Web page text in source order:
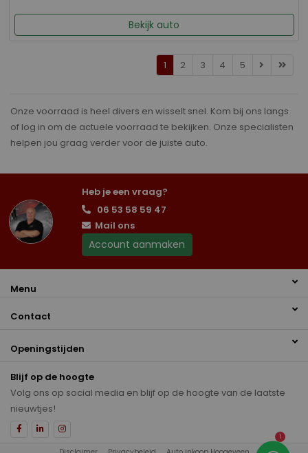
Bekijk auto
1 2 3 4 5
Onze voorraad is heel divers en wisselt snel. Kom bij ons langs
of log in om de actuele voorraad te bekijken. Onze specialisten
helpen jou graag verder voor de juiste auto.
Heb je een vraag?
06 53 58 59 47
Mail ons
Account aanmaken
Menu
Contact
Openingstijden
Blijf op de hoogte
Volg ons op social media en blijf op de hoogte van de laatste
nieuwtjes!
1